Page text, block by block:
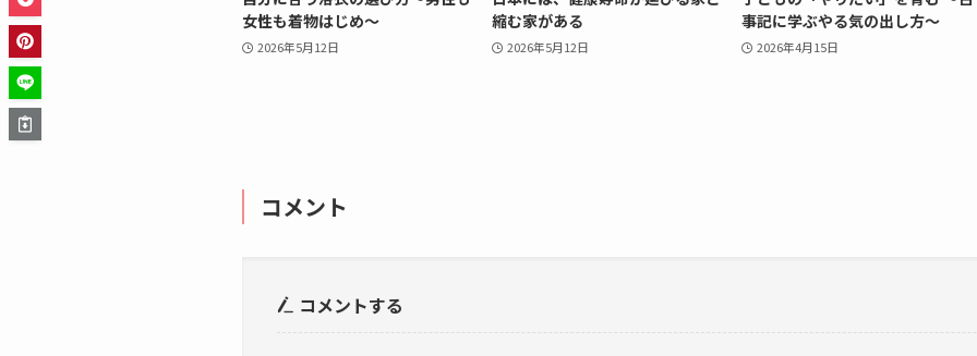
女性も着物はじめ～
2026年5月12日
縮む家がある
2026年5月12日
事記に学ぶやる気の出し方～
2026年4月15日
コメント
コメントする